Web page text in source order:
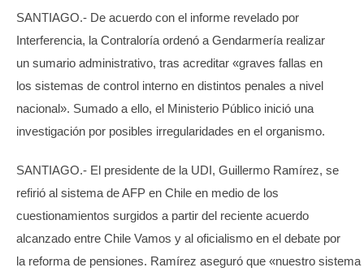
SANTIAGO.- De acuerdo con el informe revelado por
Interferencia, la Contraloría ordenó a Gendarmería realizar
un sumario administrativo, tras acreditar «graves fallas en
los sistemas de control interno en distintos penales a nivel
nacional». Sumado a ello, el Ministerio Público inició una
investigación por posibles irregularidades en el organismo.
SANTIAGO.- El presidente de la UDI, Guillermo Ramírez, se
refirió al sistema de AFP en Chile en medio de los
cuestionamientos surgidos a partir del reciente acuerdo
alcanzado entre Chile Vamos y al oficialismo en el debate por
la reforma de pensiones. Ramírez aseguró que «nuestro sistema